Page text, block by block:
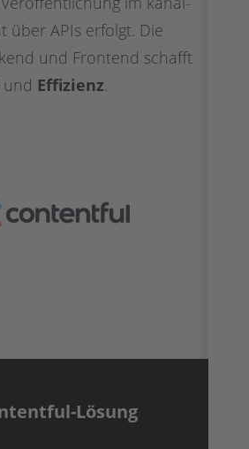
über APIs erfolgt. Die
und Frontend schafft
und Effizienz.
Lösung